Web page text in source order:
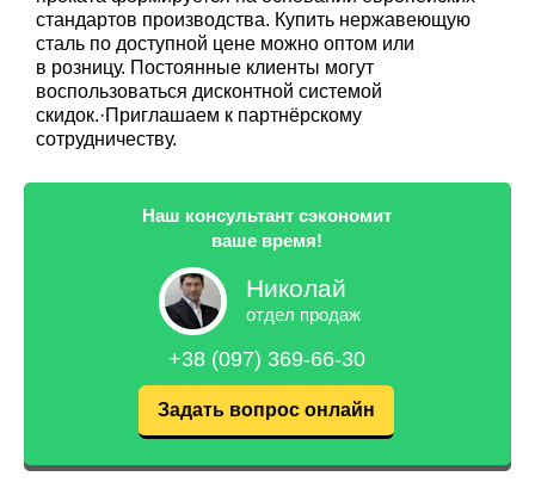
стандартов производства. Купить нержавеющую
сталь по доступной цене можно оптом или
в розницу. Постоянные клиенты могут
воспользоваться дисконтной системой
скидок.·Приглашаем к партнёрскому
сотрудничеству.
Наш консультант сэкономит
ваше время!
Николай
отдел продаж
+38 (097) 369-66-30
Задать вопрос онлайн